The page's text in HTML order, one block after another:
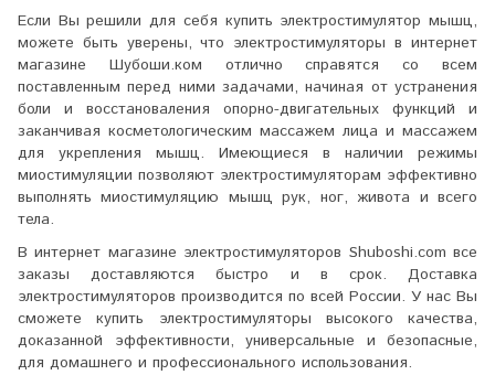
Если Вы решили для себя купить электростимулятор мышц,
можете быть уверены, что электростимуляторы в интернет
магазине Шубоши.ком отлично справятся со всем
поставленным перед ними задачами, начиная от устранения
боли и восстановаления опорно-двигательных функций и
заканчивая косметологическим массажем лица и массажем
для укрепления мышц. Имеющиеся в наличии режимы
миостимуляции позволяют электростимуляторам эффективно
выполнять миостимуляцию мышц рук, ног, живота и всего
тела.
В интернет магазине электростимуляторов Shuboshi.com все
заказы доставляются быстро и в срок. Доставка
электростимуляторов производится по всей России. У нас Вы
сможете купить электростимуляторы высокого качества,
доказанной эффективности, универсальные и безопасные,
для домашнего и профессионального использования.